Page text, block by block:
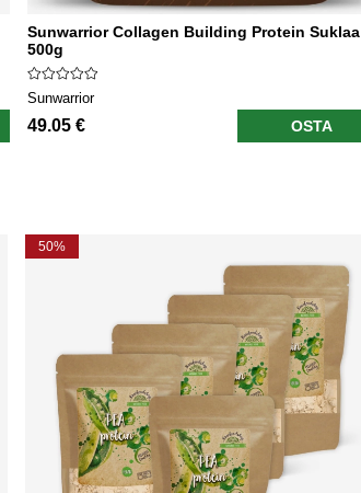
Sunwarrior Collagen Building Protein Suklaa
500g
Sunwarrior
49.05 € OSTA
50%